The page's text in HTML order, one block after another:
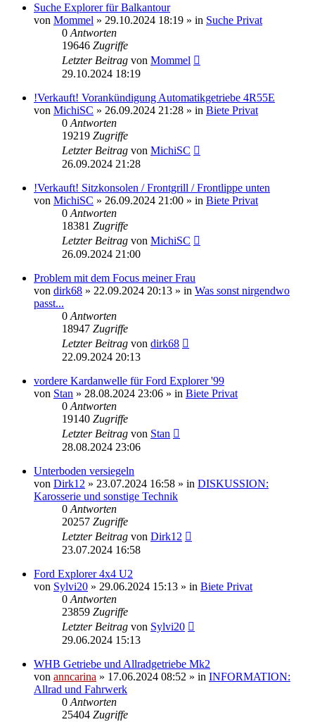
Suche Explorer für Balkantour
von Mommel » 29.10.2024 18:19 » in Suche Privat
0 Antworten
19646 Zugriffe
Letzter Beitrag von Mommel
29.10.2024 18:19
!Verkauft! Vorankündigung Automatikgetriebe 4R55E
von MichiSC » 26.09.2024 21:28 » in Biete Privat
0 Antworten
19219 Zugriffe
Letzter Beitrag von MichiSC
26.09.2024 21:28
!Verkauft! Sitzkonsolen / Frontgrill / Frontlippe unten
von MichiSC » 26.09.2024 21:00 » in Biete Privat
0 Antworten
18381 Zugriffe
Letzter Beitrag von MichiSC
26.09.2024 21:00
Problem mit dem Focus meiner Frau
von dirk68 » 22.09.2024 20:13 » in Was sonst nirgendwo
passt...
0 Antworten
18947 Zugriffe
Letzter Beitrag von dirk68
22.09.2024 20:13
vordere Kardanwelle für Ford Explorer '99
von Stan » 28.08.2024 23:06 » in Biete Privat
0 Antworten
19140 Zugriffe
Letzter Beitrag von Stan
28.08.2024 23:06
Unterboden versiegeln
von Dirk12 » 23.07.2024 16:58 » in DISKUSSION:
Karosserie und sonstige Technik
0 Antworten
20257 Zugriffe
Letzter Beitrag von Dirk12
23.07.2024 16:58
Ford Explorer 4x4 U2
von Sylvi20 » 29.06.2024 15:13 » in Biete Privat
0 Antworten
23859 Zugriffe
Letzter Beitrag von Sylvi20
29.06.2024 15:13
WHB Getriebe und Allradgetriebe Mk2
von anncarina » 17.06.2024 08:52 » in INFORMATION:
Allrad und Fahrwerk
0 Antworten
25404 Zugriffe